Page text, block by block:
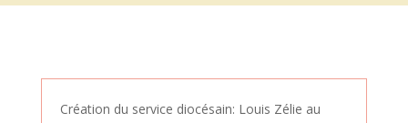
Création du service diocésain: Louis Zélie au